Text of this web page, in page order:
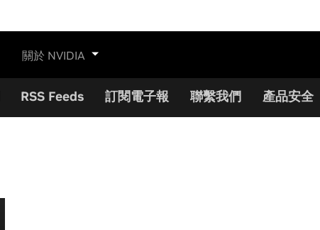
關於 NVIDIA
RSS Feeds 訂閱電子報 聯繫我們 產品安全